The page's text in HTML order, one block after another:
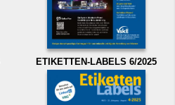
ETIKETTEN-LABELS 6/2025